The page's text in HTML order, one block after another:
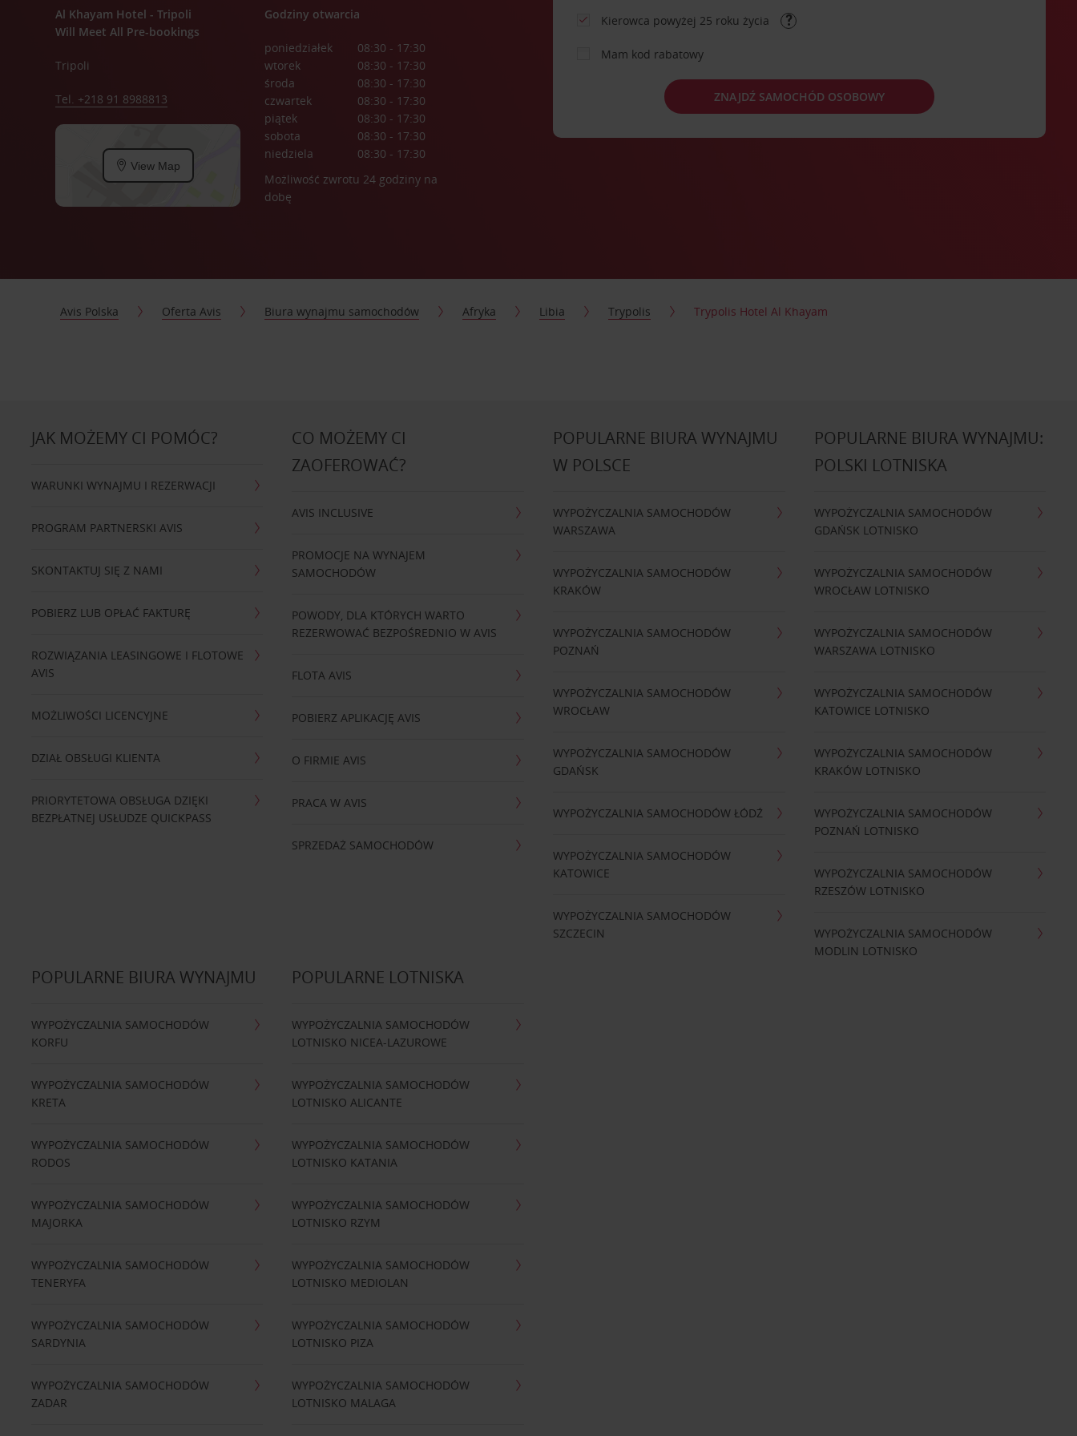
Al Khayam Hotel - Tripoli
Will Meet All Pre-bookings
Tripoli
Tel. +218 91 8988813
View Map
Godziny otwarcia
poniedziałek
08:30 - 17:30
wtorek
08:30 - 17:30
środa
08:30 - 17:30
czwartek
08:30 - 17:30
piątek
08:30 - 17:30
sobota
08:30 - 17:30
niedziela
08:30 - 17:30
Możliwość zwrotu 24 godziny na
dobę
Kierowca powyżej 25 roku życia
Mam kod rabatowy
ZNAJDŹ SAMOCHÓD OSOBOWY
Avis Polska Oferta Avis Biura wynajmu samochodów Afryka Libia Trypolis Trypolis Hotel Al Khayam
JAK MOŻEMY CI POMÓC?
WARUNKI WYNAJMU I REZERWACJI
PROGRAM PARTNERSKI AVIS
SKONTAKTUJ SIĘ Z NAMI
POBIERZ LUB OPŁAĆ FAKTURĘ
ROZWIĄZANIA LEASINGOWE I FLOTOWE
AVIS
MOŻLIWOŚCI LICENCYJNE
DZIAŁ OBSŁUGI KLIENTA
PRIORYTETOWA OBSŁUGA DZIĘKI
BEZPŁATNEJ USŁUDZE QUICKPASS
CO MOŻEMY CI
ZAOFEROWAĆ?
AVIS INCLUSIVE
PROMOCJE NA WYNAJEM
SAMOCHODÓW
POWODY, DLA KTÓRYCH WARTO
REZERWOWAĆ BEZPOŚREDNIO W AVIS
FLOTA AVIS
POBIERZ APLIKACJĘ AVIS
O FIRMIE AVIS
PRACA W AVIS
SPRZEDAŻ SAMOCHODÓW
POPULARNE BIURA WYNAJMU
W POLSCE
WYPOŻYCZALNIA SAMOCHODÓW
WARSZAWA
WYPOŻYCZALNIA SAMOCHODÓW
KRAKÓW
WYPOŻYCZALNIA SAMOCHODÓW
POZNAŃ
WYPOŻYCZALNIA SAMOCHODÓW
WROCŁAW
WYPOŻYCZALNIA SAMOCHODÓW
GDAŃSK
WYPOŻYCZALNIA SAMOCHODÓW ŁÓDŹ
WYPOŻYCZALNIA SAMOCHODÓW
KATOWICE
WYPOŻYCZALNIA SAMOCHODÓW
SZCZECIN
POPULARNE BIURA WYNAJMU:
POLSKI LOTNISKA
WYPOŻYCZALNIA SAMOCHODÓW
GDAŃSK LOTNISKO
WYPOŻYCZALNIA SAMOCHODÓW
WROCŁAW LOTNISKO
WYPOŻYCZALNIA SAMOCHODÓW
WARSZAWA LOTNISKO
WYPOŻYCZALNIA SAMOCHODÓW
KATOWICE LOTNISKO
WYPOŻYCZALNIA SAMOCHODÓW
KRAKÓW LOTNISKO
WYPOŻYCZALNIA SAMOCHODÓW
POZNAŃ LOTNISKO
WYPOŻYCZALNIA SAMOCHODÓW
RZESZÓW LOTNISKO
WYPOŻYCZALNIA SAMOCHODÓW
MODLIN LOTNISKO
POPULARNE BIURA WYNAJMU
WYPOŻYCZALNIA SAMOCHODÓW
KORFU
WYPOŻYCZALNIA SAMOCHODÓW
KRETA
WYPOŻYCZALNIA SAMOCHODÓW
RODOS
WYPOŻYCZALNIA SAMOCHODÓW
MAJORKA
WYPOŻYCZALNIA SAMOCHODÓW
TENERYFA
WYPOŻYCZALNIA SAMOCHODÓW
SARDYNIA
WYPOŻYCZALNIA SAMOCHODÓW
ZADAR
POPULARNE LOTNISKA
WYPOŻYCZALNIA SAMOCHODÓW
LOTNISKO NICEA-LAZUROWE
WYPOŻYCZALNIA SAMOCHODÓW
LOTNISKO ALICANTE
WYPOŻYCZALNIA SAMOCHODÓW
LOTNISKO KATANIA
WYPOŻYCZALNIA SAMOCHODÓW
LOTNISKO RZYM
WYPOŻYCZALNIA SAMOCHODÓW
LOTNISKO MEDIOLAN
WYPOŻYCZALNIA SAMOCHODÓW
LOTNISKO PIZA
WYPOŻYCZALNIA SAMOCHODÓW
LOTNISKO MALAGA